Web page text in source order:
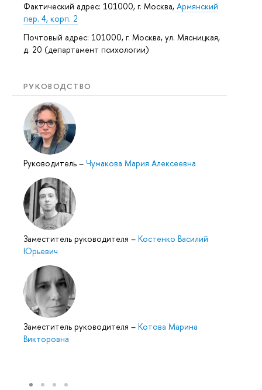
Фактический адрес: 101000, г. Москва, Армянский
пер. 4, корп. 2
Почтовый адрес: 101000, г. Москва, ул. Мясницкая,
д. 20 (департамент психологии)
РУКОВОДСТВО
Руководитель – Чумакова Мария Алексеевна
Заместитель руководителя – Костенко Василий
Юрьевич
Заместитель руководителя – Котова Марина
Викторовна